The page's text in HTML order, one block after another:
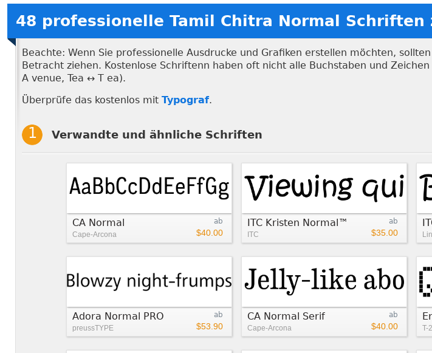
48 professionelle Tamil Chitra Normal Schriften
Beachte: Wenn Sie professionelle Ausdrucke und Grafiken erstellen möchten,
Betracht ziehen. Kostenlose Schriftenn haben oft nicht alle Buchstaben und
A venue, Tea ↔ T ea).
Überprüfe das kostenlos mit Typograf.
Verwandte und ähnliche Schriften
ab
$40.00
CA Normal
Cape-Arcona
ab
$35.00
ITC Kristen Normal™
ITC
ab
$53.90
Adora Normal PRO
preussTYPE
ab
$40.00
CA Normal Serif
Cape-Arcona T-